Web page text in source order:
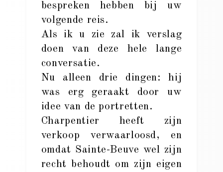
bespreken hebben bij uw
volgende reis.
Als ik u zie zal ik verslag
doen van deze hele lange
conversatie.
Nu alleen drie dingen: hij
was erg geraakt door uw
idee van de portretten.
Charpentier heeft zijn
verkoop verwaarloosd, en
omdat Sainte-Beuve wel zijn
recht behoudt om zijn eigen